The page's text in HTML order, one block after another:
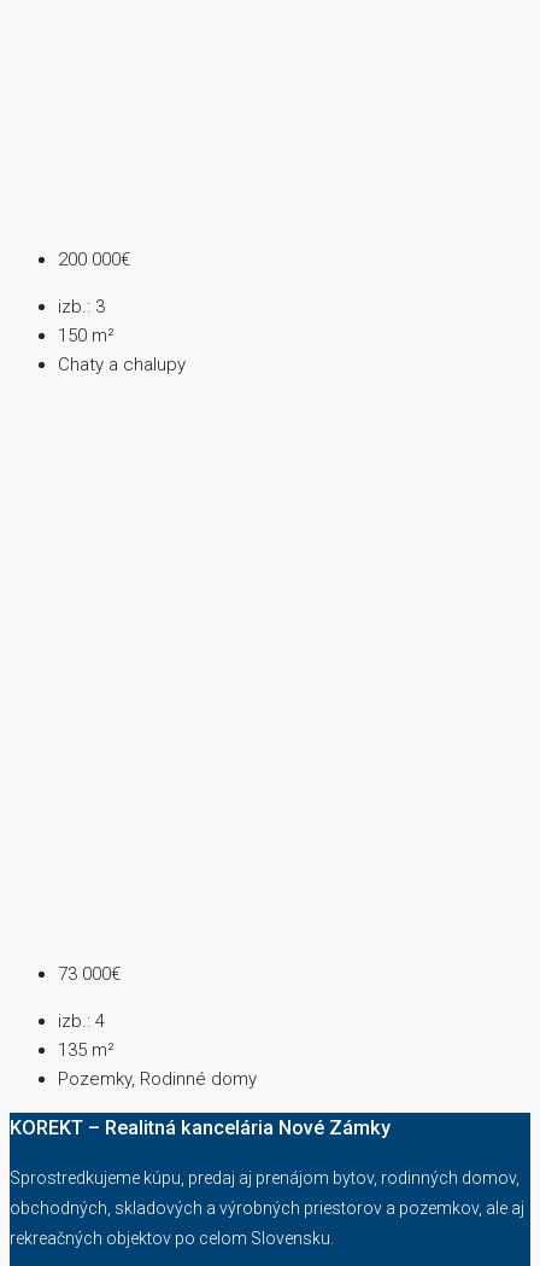
200 000€
izb.: 3
150 m²
Chaty a chalupy
73 000€
izb.: 4
135 m²
Pozemky, Rodinné domy
KOREKT – Realitná kancelária Nové Zámky
Sprostredkujeme kúpu, predaj aj prenájom bytov, rodinných domov,
obchodných, skladových a výrobných priestorov a pozemkov, ale aj
rekreačných objektov po celom Slovensku.